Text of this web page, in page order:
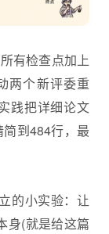
有检查点加上
两个新评委重
践把详细论文
到484行，最
的小实验：让
身(就是给这篇